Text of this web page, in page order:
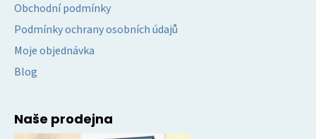
Obchodní podmínky
Podmínky ochrany osobních údajů
Moje objednávka
Blog
Naše prodejna